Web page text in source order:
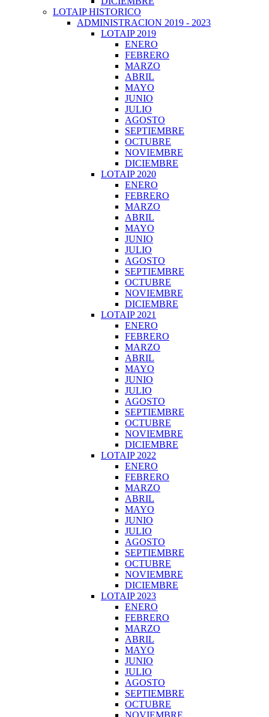
LOTAIP HISTORICO
ADMINISTRACION 2019 - 2023
LOTAIP 2019
ENERO
FEBRERO
MARZO
ABRIL
MAYO
JUNIO
JULIO
AGOSTO
SEPTIEMBRE
OCTUBRE
NOVIEMBRE
DICIEMBRE
LOTAIP 2020
ENERO
FEBRERO
MARZO
ABRIL
MAYO
JUNIO
JULIO
AGOSTO
SEPTIEMBRE
OCTUBRE
NOVIEMBRE
DICIEMBRE
LOTAIP 2021
ENERO
FEBRERO
MARZO
ABRIL
MAYO
JUNIO
JULIO
AGOSTO
SEPTIEMBRE
OCTUBRE
NOVIEMBRE
DICIEMBRE
LOTAIP 2022
ENERO
FEBRERO
MARZO
ABRIL
MAYO
JUNIO
JULIO
AGOSTO
SEPTIEMBRE
OCTUBRE
NOVIEMBRE
DICIEMBRE
LOTAIP 2023
ENERO
FEBRERO
MARZO
ABRIL
MAYO
JUNIO
JULIO
AGOSTO
SEPTIEMBRE
OCTUBRE
NOVIEMBRE